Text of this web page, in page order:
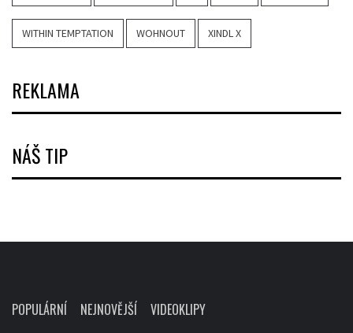
WITHIN TEMPTATION WOHNOUT XINDL X
REKLAMA
NÁŠ TIP
POPULÁRNÍ NEJNOVĚJŠÍ VIDEOKLIPY